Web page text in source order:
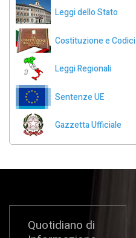
Leggi dello Stato
Costituzione e Codici
Leggi Regionali
Sentenze UE
Gazzetta Ufficiale
Quotidiano di